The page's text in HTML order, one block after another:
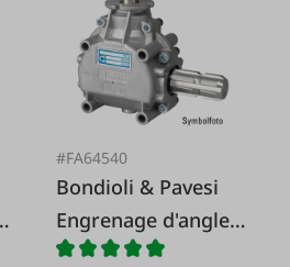
#FA64540
Bondioli & Pavesi
Engrenage d'angle
1020 pour scies